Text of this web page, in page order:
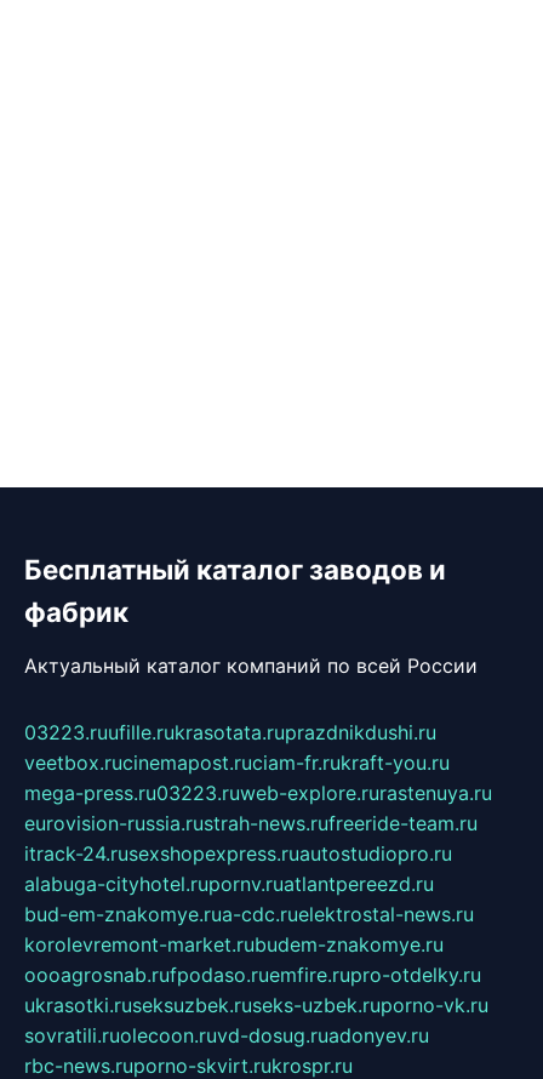
Бесплатный каталог заводов и
фабрик
Актуальный каталог компаний по всей России
03223.ruufille.rukrasotata.ruprazdnikdushi.ru
veetbox.rucinemapost.ruciam-fr.rukraft-you.ru
mega-press.ru03223.ruweb-explore.rurastenuya.ru
eurovision-russia.rustrah-news.rufreeride-team.ru
itrack-24.rusexshopexpress.ruautostudiopro.ru
alabuga-cityhotel.rupornv.ruatlantpereezd.ru
bud-em-znakomye.rua-cdc.ruelektrostal-news.ru
korolevremont-market.rubudem-znakomye.ru
oooagrosnab.rufpodaso.ruemfire.rupro-otdelky.ru
ukrasotki.ruseksuzbek.ruseks-uzbek.ruporno-vk.ru
sovratili.ruolecoon.ruvd-dosug.ruadonyev.ru
rbc-news.ruporno-skvirt.rukrospr.ru